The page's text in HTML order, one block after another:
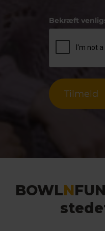
Bekræft
Tilmeld
BOWLN